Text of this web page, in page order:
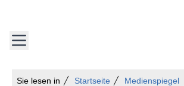
Sie lesen in Startseite Medienspiegel